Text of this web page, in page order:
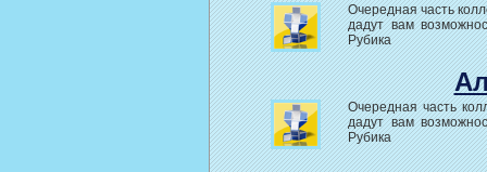
Очередная часть
дадут вам
Рубика
Очередная часть
дадут вам
Рубика